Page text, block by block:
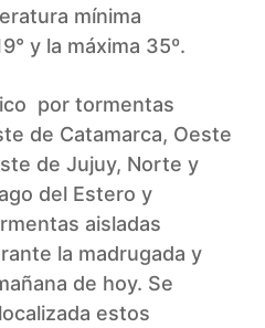
mínima
y la máxima 35º.
por tormentas
de Catamarca, Oeste
de Jujuy, Norte y
del Estero y
aisladas
la madrugada y
de hoy. Se
estos